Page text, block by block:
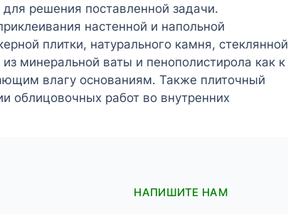
решения поставленной задачи.
настенной и напольной
плитки, натурального камня, стеклянной
минеральной ваты и пенополистирола как к
влагу основаниям. Также плиточный
облицовочных работ во внутренних
НАПИШИТЕ НАМ